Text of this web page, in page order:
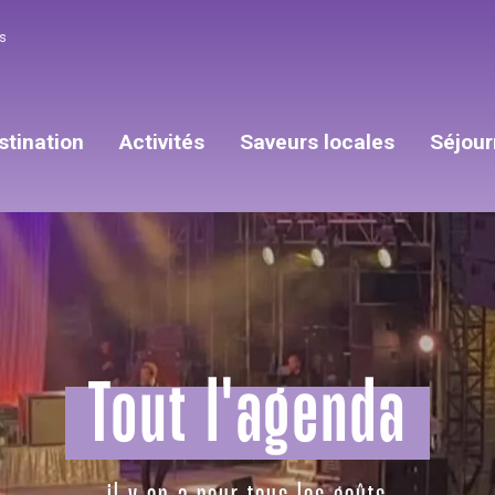
Activités Saveurs locales
Tout l'agenda